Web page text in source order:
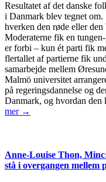
Resultatet af det danske
i Danmark blev tegnet
hverken den røde eller
Moderaterne fik en
er forbi – kun ét parti fik
flertallet af partierne fik
samarbejde mellem
Malmö universitet
på regeringsdannelse og
Danmark, og hvordan
mer →
Anne-Louise Thon,
stå i overgangen mellem